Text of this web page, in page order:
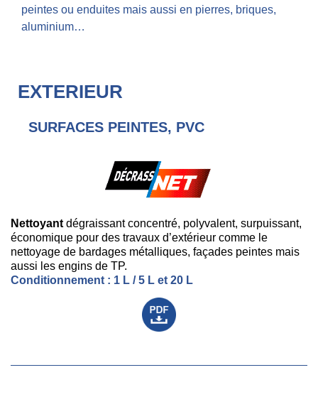
peintes ou enduites mais aussi en pierres, briques,
aluminium…
EXTERIEUR
SURFACES PEINTES, PVC
Nettoyant dégraissant concentré, polyvalent, surpuissant,
économique pour des travaux d’extérieur comme le
nettoyage de bardages métalliques, façades peintes mais
aussi les engins de TP.
Conditionnement : 1 L / 5 L et 20 L